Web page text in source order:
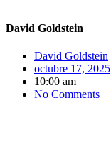
David Goldstein
David Goldstein
octubre 17, 2025
10:00 am
No Comments